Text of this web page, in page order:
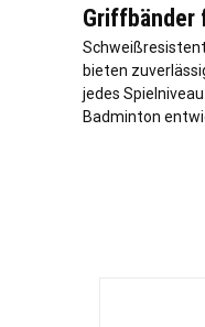
Griffbänder
bieten
jedes
Badminton